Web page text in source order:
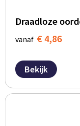
Draadloze
vanaf € 4,86
Bekijk